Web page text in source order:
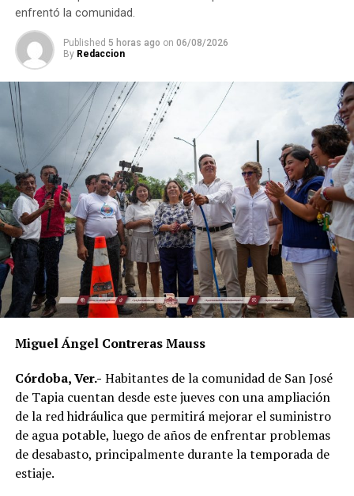
Agradecen a Presidente por reposición de luminarias en
Arboledas
enfrentó la comunidad.
Published 5 horas ago on 06/08/2026
By Redaccion
Miguel Ángel Contreras Mauss
Córdoba, Ver.- Habitantes de la comunidad de San José
de Tapia cuentan desde este jueves con una ampliación
de la red hidráulica que permitirá mejorar el suministro
de agua potable, luego de años de enfrentar problemas
de desabasto, principalmente durante la temporada de
estiaje.